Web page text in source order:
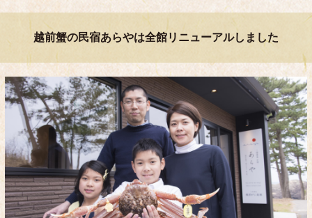
越前蟹の民宿あらやは全館リニューアルしました